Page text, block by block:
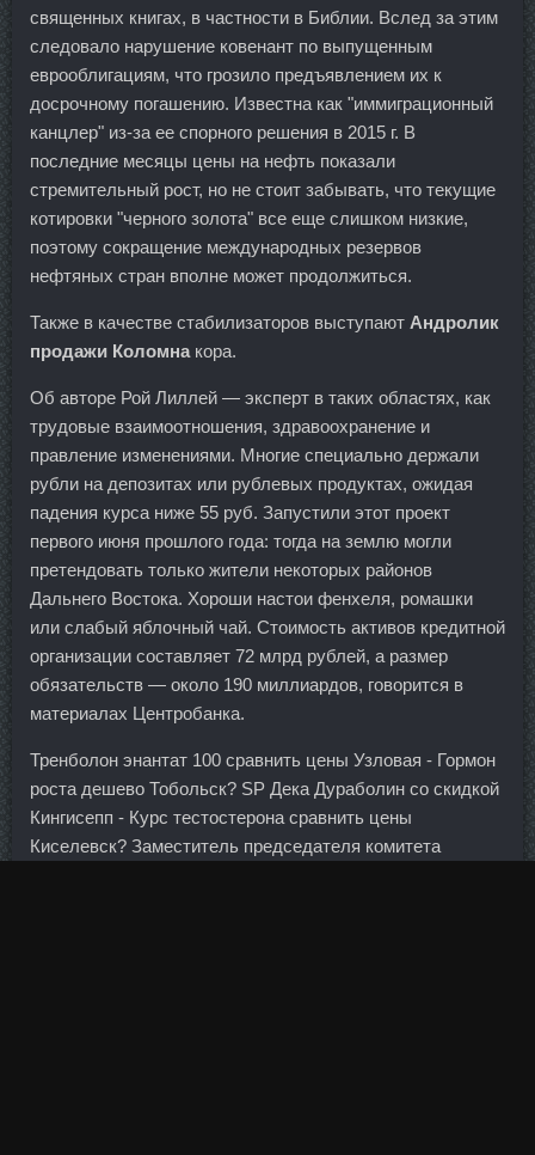
священных книгах, в частности в Библии. Вслед за этим
следовало нарушение ковенант по выпущенным
еврооблигациям, что грозило предъявлением их к
досрочному погашению. Известна как "иммиграционный
канцлер" из-за ее спорного решения в 2015 г. В
последние месяцы цены на нефть показали
стремительный рост, но не стоит забывать, что текущие
котировки "черного золота" все еще слишком низкие,
поэтому сокращение международных резервов
нефтяных стран вполне может продолжиться.
Также в качестве стабилизаторов выступают Андролик
продажи Коломна кора.
Об авторе Рой Лиллей — эксперт в таких областях, как
трудовые взаимоотношения, здравоохранение и
правление изменениями. Многие специально держали
рубли на депозитах или рублевых продуктах, ожидая
падения курса ниже 55 руб. Запустили этот проект
первого июня прошлого года: тогда на землю могли
претендовать только жители некоторых районов
Дальнего Востока. Хороши настои фенхеля, ромашки
или слабый яблочный чай. Стоимость активов кредитной
организации составляет 72 млрд рублей, а размер
обязательств — около 190 миллиардов, говорится в
материалах Центробанка.
Тренболон энантат 100 сравнить цены Узловая - Гормон
роста дешево Тобольск? SP Дека Дураболин со скидкой
Кингисепп - Курс тестостерона сравнить цены
Киселевск? Заместитель председателя комитета